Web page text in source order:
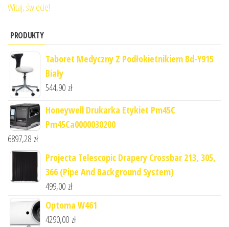
Witaj, świecie!
PRODUKTY
Taboret Medyczny Z Podłokietnikiem Bd-Y915
Biały
544,90 zł
Honeywell Drukarka Etykiet Pm45C
Pm45Ca0000030200
6897,28 zł
Projecta Telescopic Drapery Crossbar 213, 305,
366 (Pipe And Background System)
499,00 zł
Optoma W461
4290,00 zł